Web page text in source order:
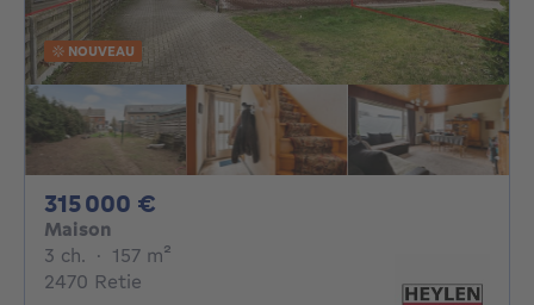
NOUVEAU
315 000 €
Maison
3 ch. 3 chambres
· 157 m²
2470 Retie